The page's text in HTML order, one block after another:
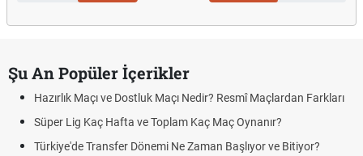
Şu An Popüler İçerikler
Hazırlık Maçı ve Dostluk Maçı Nedir? Resmî Maçlardan Farkları
Süper Lig Kaç Hafta ve Toplam Kaç Maç Oynanır?
Türkiye'de Transfer Dönemi Ne Zaman Başlıyor ve Bitiyor?